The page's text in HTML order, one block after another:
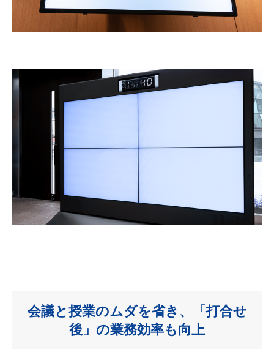
会議と授業のムダを省き、「打合せ
後」の業務効率も向上